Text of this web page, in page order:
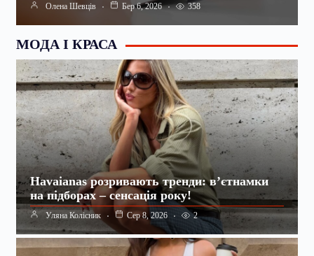
Олена Шевців Бер 6, 2026 358
МОДА І КРАСА
Havaianas розривають тренди: в’єтнамки
на підборах – сенсація року!
Уляна Колісник Сер 8, 2026 2